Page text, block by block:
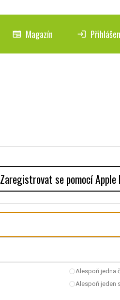
newspaper Magazín login
Zaregistrovat se pomocí Apple
radio_button_uncheckedAlespoň jedna
radio_button_uncheckedAlespoň jeden